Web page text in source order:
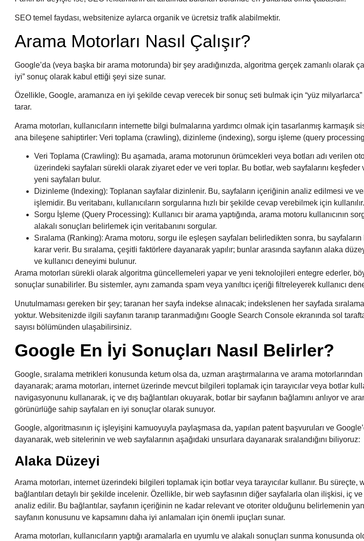
SEO temel faydası, websitenize aylarca organik ve ücretsiz trafik alabilmektir.
Arama Motorları Nasıl Çalışır?
Google’da (veya başka bir arama motorunda) bir şey aradığınızda, algoritma gerçek zamanlı olarak
iyi” sonuç olarak kabul ettiği şeyi size sunar.
Özellikle, Google, aramanıza en iyi şekilde cevap verecek bir sonuç seti bulmak için “yüz
tarar.
Arama motorları, kullanıcıların internette bilgi bulmalarına yardımcı olmak için tasarlanmış karmaşık
ana bileşene sahiptirler: Veri toplama (crawling), dizinleme (indexing), sorgu işleme (query
Veri Toplama (Crawling): Bu aşamada, arama motorunun örümcekleri veya botları adı verilen
üzerindeki sayfaları sürekli olarak ziyaret eder ve veri toplar. Bu botlar, web sayfalarını keşfeder
yeni sayfaları bulur.
Dizinleme (Indexing): Toplanan sayfalar dizinlenir. Bu, sayfaların içeriğinin analiz edilmesi ve
işlemidir. Bu veritabanı, kullanıcıların sorgularına hızlı bir şekilde cevap verebilmek için kullanılır.
Sorgu İşleme (Query Processing): Kullanıcı bir arama yaptığında, arama motoru kullanıcının
alakalı sonuçları belirlemek için veritabanını sorgular.
Sıralama (Ranking): Arama motoru, sorgu ile eşleşen sayfaları belirledikten sonra, bu
karar verir. Bu sıralama, çeşitli faktörlere dayanarak yapılır; bunlar arasında sayfanın alaka
ve kullanıcı deneyimi bulunur.
Arama motorları sürekli olarak algoritma güncellemeleri yapar ve yeni teknolojileri entegre ederler,
sonuçlar sunabilirler. Bu sistemler, aynı zamanda spam veya yanıltıcı içeriği filtreleyerek kullanıcı
Unutulmaması gereken bir şey; taranan her sayfa indekse alınacak; indekslenen her sayfada
yoktur. Websitenizde ilgili sayfanın taranıp taranmadığını Google Search Console ekranında sol
sayısı bölümünden ulaşabilirsiniz.
Google En İyi Sonuçları Nasıl Belirler?
Google, sıralama metrikleri konusunda ketum olsa da, uzman araştırmalarına ve arama
dayanarak; arama motorları, internet üzerinde mevcut bilgileri toplamak için tarayıcılar veya botlar
navigasyonunu kullanarak, iç ve dış bağlantıları okuyarak, botlar bir sayfanın bağlamını anlıyor ve
görünürlüğe sahip sayfaları en iyi sonuçlar olarak sunuyor.
Google, algoritmasının iç işleyişini kamuoyuyla paylaşmasa da, yapılan patent başvuruları ve
dayanarak, web sitelerinin ve web sayfalarının aşağıdaki unsurlara dayanarak sıralandığını biliyoruz:
Alaka Düzeyi
Arama motorları, internet üzerindeki bilgileri toplamak için botlar veya tarayıcılar kullanır. Bu süreçte,
bağlantıları detaylı bir şekilde incelenir. Özellikle, bir web sayfasının diğer sayfalarla olan ilişkisi, iç
analiz edilir. Bu bağlantılar, sayfanın içeriğinin ne kadar relevant ve otoriter olduğunu belirlemenin
sayfanın konusunu ve kapsamını daha iyi anlamaları için önemli ipuçları sunar.
Arama motorları, kullanıcıların yaptığı aramalarla en uyumlu ve alakalı sonuçları sunma konusunda